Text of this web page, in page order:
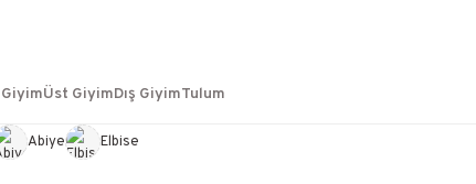
Abiye Elbise
Üst GiyimDış GiyimTulum